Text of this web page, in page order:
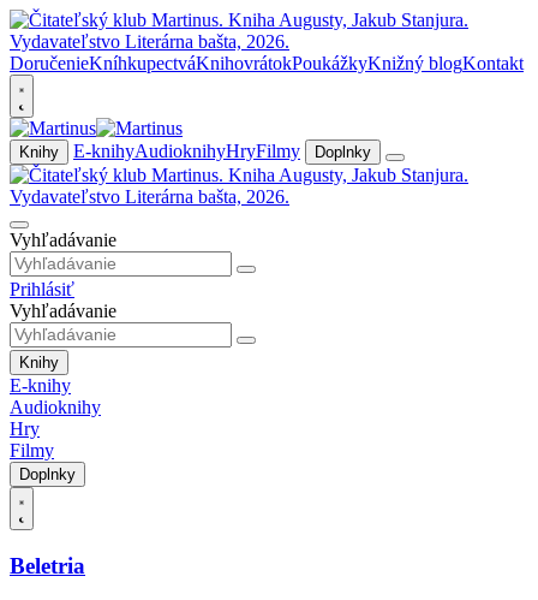
DoručenieKníhkupectváKnihovrátokPoukážkyKnižný blogKontakt
Knihy E-knihyAudioknihyHryFilmy Doplnky
Vyhľadávanie
Prihlásiť
Vyhľadávanie
Knihy
E-knihy
Audioknihy
Hry
Filmy
Doplnky
Beletria